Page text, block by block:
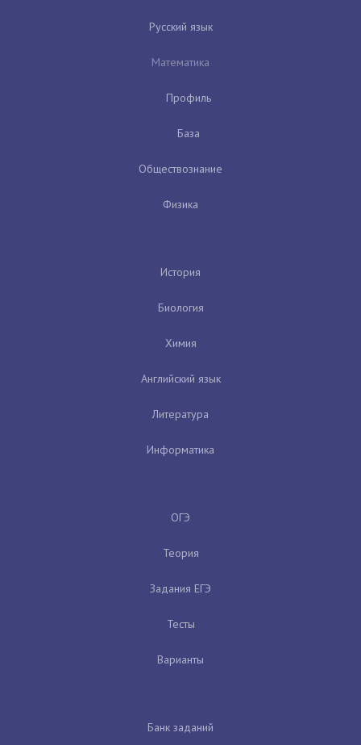
Русский язык
Математика
Профиль
База
Обществознание
Физика
История
Биология
Химия
Английский язык
Литература
Информатика
ОГЭ
Теория
Задания ЕГЭ
Тесты
Варианты
Банк заданий